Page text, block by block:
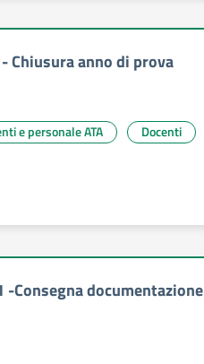
Chiusura anno di prova
e personale ATA
Docenti
-Consegna documentazione